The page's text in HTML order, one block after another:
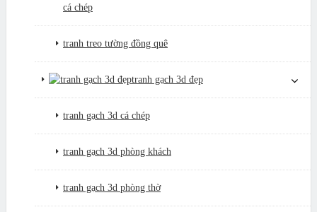
cá chép
tranh treo tường đồng quê
tranh gạch 3d đẹp
tranh gạch 3d cá chép
tranh gạch 3d phòng khách
tranh gạch 3d phòng thờ